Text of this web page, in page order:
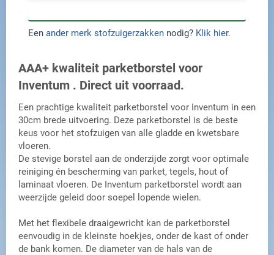
Een ander merk stofzuigerzakken nodig? Klik hier.
AAA+ kwaliteit parketborstel voor
Inventum . Direct uit voorraad.
Een prachtige kwaliteit parketborstel voor Inventum in een
30cm brede uitvoering. Deze parketborstel is de beste
keus voor het stofzuigen van alle gladde en kwetsbare
vloeren.
De stevige borstel aan de onderzijde zorgt voor optimale
reiniging én bescherming van parket, tegels, hout of
laminaat vloeren. De Inventum parketborstel wordt aan
weerzijde geleid door soepel lopende wielen.
Met het flexibele draaigewricht kan de parketborstel
eenvoudig in de kleinste hoekjes, onder de kast of onder
de bank komen. De diameter van de hals van de